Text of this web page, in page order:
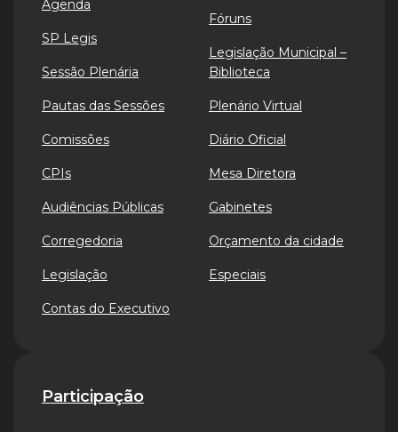
Agenda
SP Legis
Sessão Plenária
Pautas das Sessões
Comissões
CPIs
Audiências Públicas
Corregedoria
Legislação
Contas do Executivo
Fóruns
Legislação Municipal –
Biblioteca
Plenário Virtual
Diário Oficial
Mesa Diretora
Gabinetes
Orçamento da cidade
Especiais
Participação